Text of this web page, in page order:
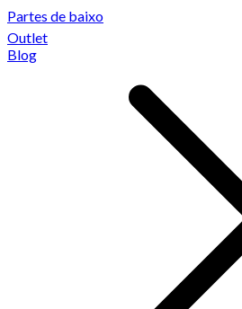
Outlet
Blog
Partes de baixo